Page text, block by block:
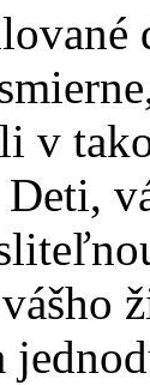
v